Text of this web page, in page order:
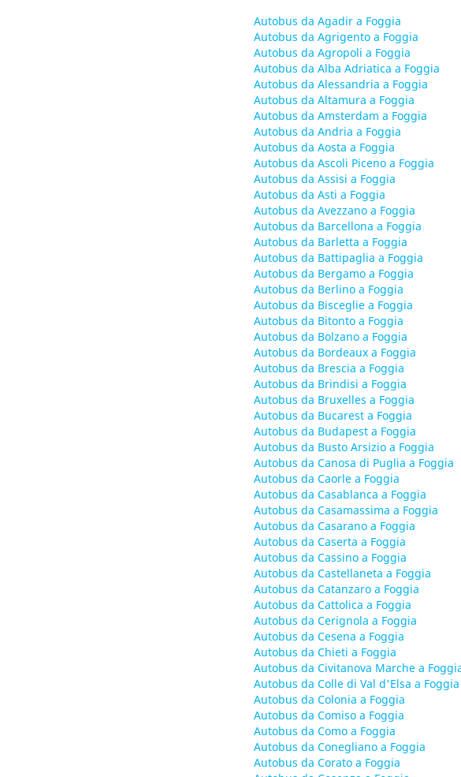
Autobus da Agadir a Foggia
Autobus da Agrigento a Foggia
Autobus da Agropoli a Foggia
Autobus da Alba Adriatica a Foggia
Autobus da Alessandria a Foggia
Autobus da Altamura a Foggia
Autobus da Amsterdam a Foggia
Autobus da Andria a Foggia
Autobus da Aosta a Foggia
Autobus da Ascoli Piceno a Foggia
Autobus da Assisi a Foggia
Autobus da Asti a Foggia
Autobus da Avezzano a Foggia
Autobus da Barcellona a Foggia
Autobus da Barletta a Foggia
Autobus da Battipaglia a Foggia
Autobus da Bergamo a Foggia
Autobus da Berlino a Foggia
Autobus da Bisceglie a Foggia
Autobus da Bitonto a Foggia
Autobus da Bolzano a Foggia
Autobus da Bordeaux a Foggia
Autobus da Brescia a Foggia
Autobus da Brindisi a Foggia
Autobus da Bruxelles a Foggia
Autobus da Bucarest a Foggia
Autobus da Budapest a Foggia
Autobus da Busto Arsizio a Foggia
Autobus da Canosa di Puglia a Foggia
Autobus da Caorle a Foggia
Autobus da Casablanca a Foggia
Autobus da Casamassima a Foggia
Autobus da Casarano a Foggia
Autobus da Caserta a Foggia
Autobus da Cassino a Foggia
Autobus da Castellaneta a Foggia
Autobus da Catanzaro a Foggia
Autobus da Cattolica a Foggia
Autobus da Cerignola a Foggia
Autobus da Cesena a Foggia
Autobus da Chieti a Foggia
Autobus da Civitanova Marche a
Autobus da Colle di Val d'Elsa a Foggia
Autobus da Colonia a Foggia
Autobus da Comiso a Foggia
Autobus da Como a Foggia
Autobus da Conegliano a Foggia
Autobus da Corato a Foggia